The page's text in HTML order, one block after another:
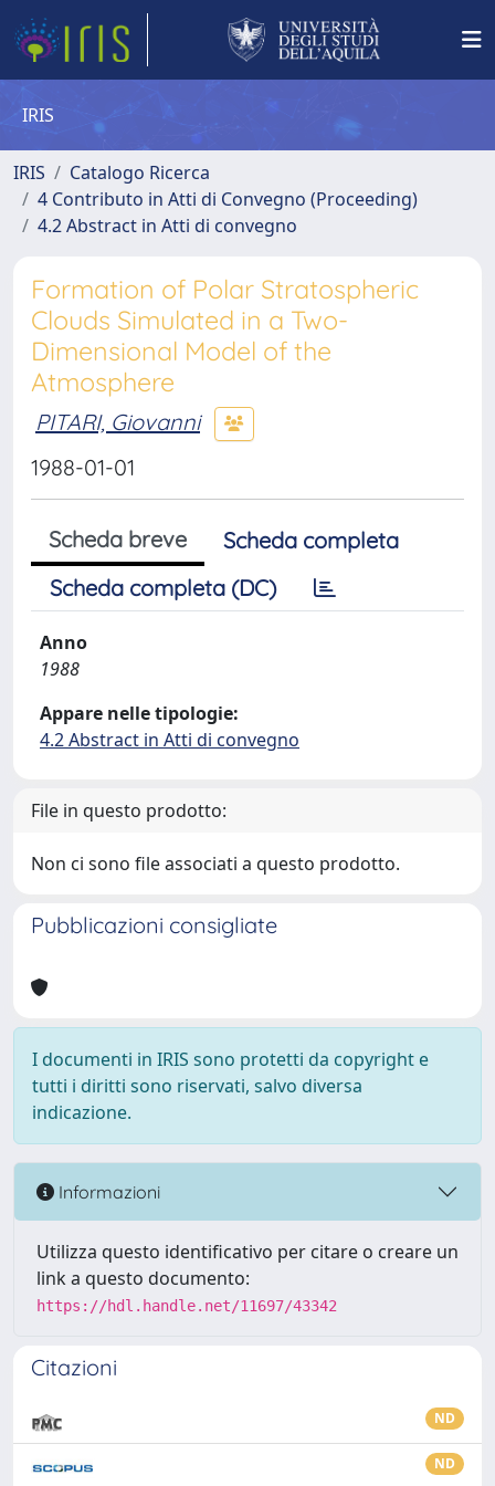
IRIS
IRIS
Catalogo Ricerca
4 Contributo in Atti di Convegno (Proceeding)
4.2 Abstract in Atti di convegno
Formation of Polar Stratospheric
Clouds Simulated in a Two-
Dimensional Model of the
Atmosphere
PITARI, Giovanni
1988-01-01
Scheda breve
Scheda completa
Scheda completa (DC)
Anno
1988
Appare nelle tipologie:
4.2 Abstract in Atti di convegno
File in questo prodotto:
Non ci sono file associati a questo prodotto.
Pubblicazioni consigliate
I documenti in IRIS sono protetti da copyright e
tutti i diritti sono riservati, salvo diversa
indicazione.
Informazioni
Utilizza questo identificativo per citare o creare un
link a questo documento:
https://hdl.handle.net/11697/43342
Citazioni
ND
ND